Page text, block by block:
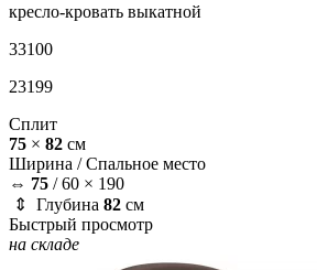
кресло-кровать выкатной
33100
23199
Сплит
75 × 82 см
Ширина /Спальное место
⇔ 75 /60 × 190
⇕ Глубина 82 см
Быстрый просмотр
на складе